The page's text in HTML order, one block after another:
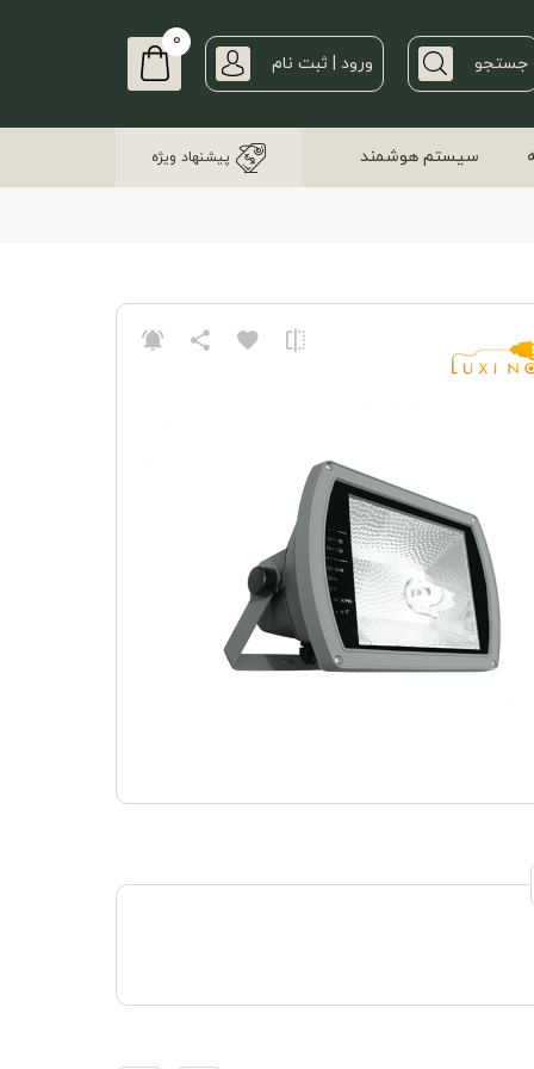
جستجو ورود | ثبت نام
0
سیستم هوشمند پیشنهاد ویژه